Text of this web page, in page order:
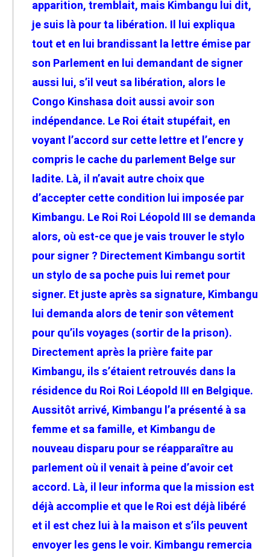
apparition, tremblait, mais Kimbangu lui dit,
je suis là pour ta libération. Il lui expliqua
tout et en lui brandissant la lettre émise par
son Parlement en lui demandant de signer
aussi lui, s’il veut sa libération, alors le
Congo Kinshasa doit aussi avoir son
indépendance. Le Roi était stupéfait, en
voyant l’accord sur cette lettre et l’encre y
compris le cache du parlement Belge sur
ladite. Là, il n’avait autre choix que
d’accepter cette condition lui imposée par
Kimbangu. Le Roi Roi Léopold III se demanda
alors, où est-ce que je vais trouver le stylo
pour signer ? Directement Kimbangu sortit
un stylo de sa poche puis lui remet pour
signer. Et juste après sa signature, Kimbangu
lui demanda alors de tenir son vêtement
pour qu’ils voyages (sortir de la prison).
Directement après la prière faite par
Kimbangu, ils s’étaient retrouvés dans la
résidence du Roi Roi Léopold III en Belgique.
Aussitôt arrivé, Kimbangu l’a présenté à sa
femme et sa famille, et Kimbangu de
nouveau disparu pour se réapparaître au
parlement où il venait à peine d’avoir cet
accord. Là, il leur informa que la mission est
déjà accomplie et que le Roi est déjà libéré
et il est chez lui à la maison et s’ils peuvent
envoyer les gens le voir. Kimbangu remercia